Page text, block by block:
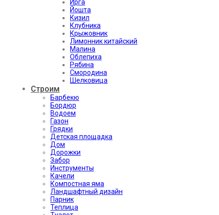
Ирга
Йошта
Кизил
Клубника
Крыжовник
Лимонник китайский
Малина
Облепиха
Рябина
Смородина
Шелковица
Строим
Барбекю
Бордюр
Водоем
Газон
Грядки
Детская площадка
Дом
Дорожки
Забор
Инструменты
Качели
Компостная яма
Ландшафтный дизайн
Парник
Теплица